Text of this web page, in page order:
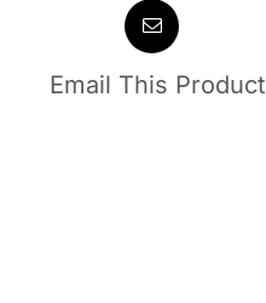
Email This Product